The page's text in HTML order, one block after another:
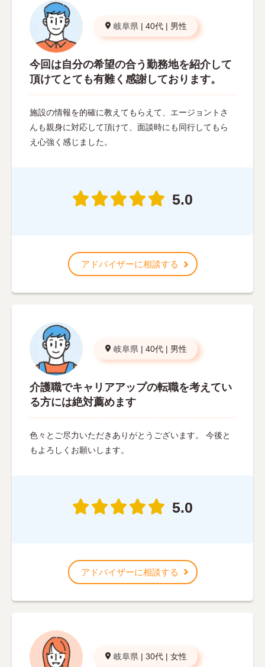
岐阜県 | 40代 | 男性
今回は自分の希望の合う勤務地を紹介して
頂けてとても有難く感謝しております。
施設の情報を的確に教えてもらえて、エージョントさ
んも親身に対応して頂けて、面談時にも同行してもら
え心強く感じました。
5.0
アドバイザーに相談する
岐阜県 | 40代 | 男性
介護職でキャリアアップの転職を考えてい
る方には絶対薦めます
色々とご尽力いただきありがとうございます。 今後と
もよろしくお願いします。
5.0
アドバイザーに相談する
岐阜県 | 30代 | 女性